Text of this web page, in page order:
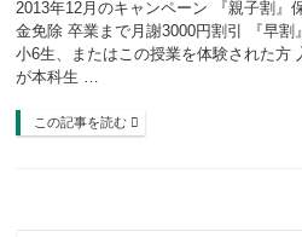
2013年12月のキャンペーン 『親子割』
金免除 卒業まで月謝3000円割引 『早
小6生、またはこの授業を体験された方
が本科生 …
この記事を読む